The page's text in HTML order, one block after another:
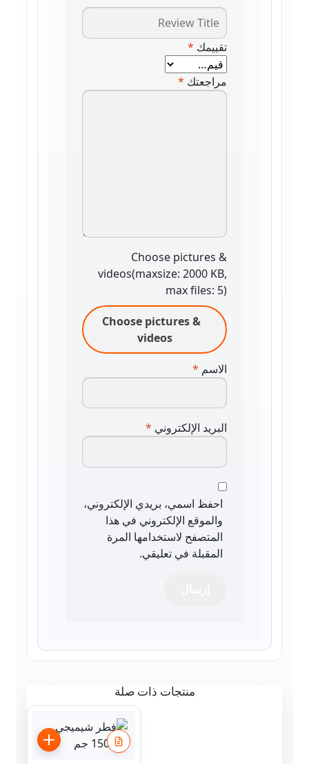
تقييمك *
مراجعتك *
Choose pictures &
videos(maxsize: 2000 KB,
max files: 5)
Choose pictures &
videos
الاسم *
البريد الإلكتروني *
احفظ اسمي، بريدي الإلكتروني،
والموقع الإلكتروني في هذا
المتصفح لاستخدامها المرة
المقبلة في تعليقي.
منتجات ذات صلة